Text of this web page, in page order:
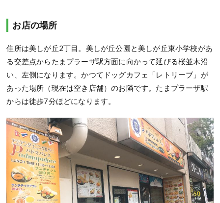
お店の場所
住所は美しが丘2丁目。美しが丘公園と美しが丘東小学校があ
る交差点からたまプラーザ駅方面に向かって延びる桜並木沿
い、左側になります。かつてドッグカフェ「レトリーブ」が
あった場所（現在は空き店舗）のお隣です。たまプラーザ駅
からは徒歩7分ほどになります。